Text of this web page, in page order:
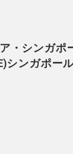
・シンガポ
シンガポー